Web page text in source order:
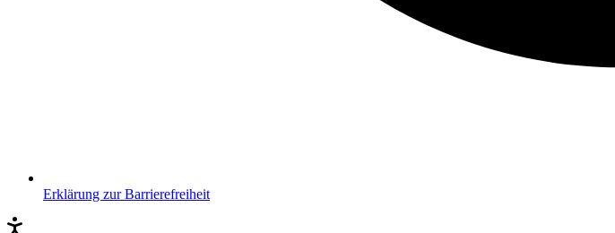
Erklärung zur Barrierefreiheit